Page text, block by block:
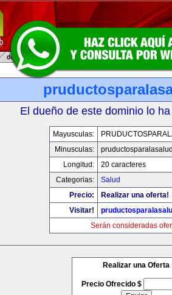
El dueño de este dominio lo
Mayusculas:
Minusculas:
Longitud:
20 caracteres
Categorias:
Salud
Precio:
Realizar una oferta!
Visitar!
Serán consideradas
Realizar una Oferta
Precio Ofrecido $